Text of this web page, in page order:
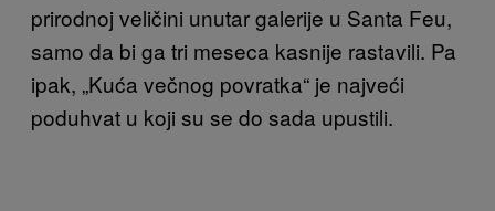
prirodnoj veličini unutar galerije u Santa Feu,
samo da bi ga tri meseca kasnije rastavili. Pa
ipak, „Kuća večnog povratka“ je najveći
poduhvat u koji su se do sada upustili.